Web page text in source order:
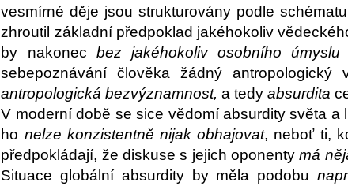
vesmírné děje jsou strukturovány podle
zhroutil základní předpoklad jakéhokoliv
by nakonec bez jakéhokoliv osobního úmyslu
sebepoznávání člověka žádný
antropologická bezvýznamnost, a tedyabsurdita
V moderní době se sice vědomí absurdity světa
ho nelze konzistentně nijak obhajovat, neboť ti,
předpokládají, že diskuse s jejich oponentymá
Situace globální absurdity by měla podobu